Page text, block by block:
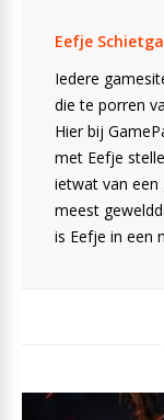
Eefje
Iedere
die te porren
Hier bij
met Eefje
ietwat van
meest
is Eefje in een